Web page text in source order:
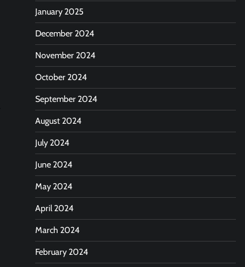
January 2025
December 2024
November 2024
October 2024
September 2024
August 2024
July 2024
June 2024
May 2024
April 2024
March 2024
February 2024